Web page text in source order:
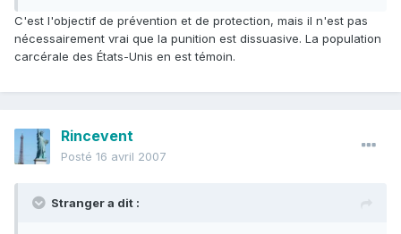
C'est l'objectif de prévention et de protection, mais il n'est pas
nécessairement vrai que la punition est dissuasive. La population
carcérale des États-Unis en est témoin.
Rincevent
Posté 16 avril 2007
Stranger a dit :